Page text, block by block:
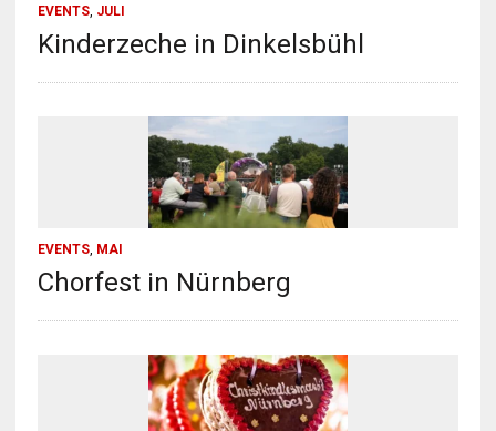
EVENTS, JULI
Kinderzeche in Dinkelsbühl
EVENTS, MAI
Chorfest in Nürnberg